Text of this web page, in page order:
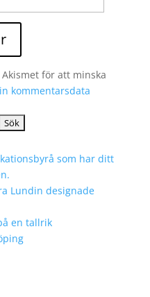
för att minska
kommentarsdata
som har ditt
Lundin designade
en tallrik